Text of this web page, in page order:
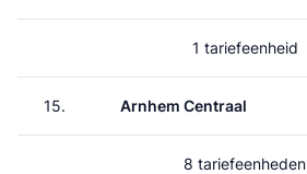
1 tariefeenheid
15. Arnhem Centraal
8 tariefeenheden